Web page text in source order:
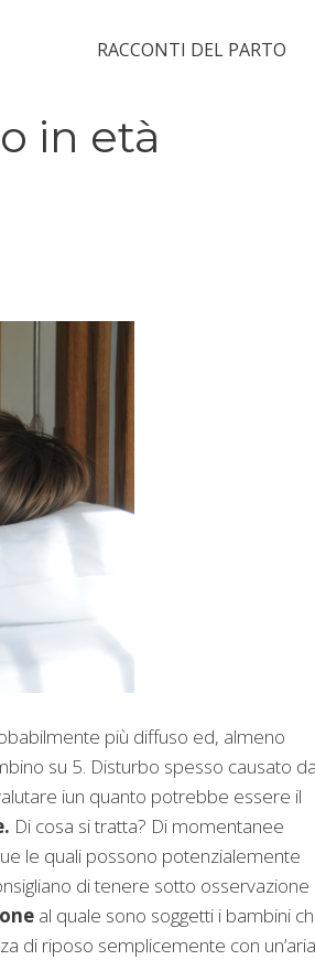
RACCONTI DEL PARTO
in età
più diffuso ed, almeno
su 5. Disturbo spesso causato da
iun quanto potrebbe essere il
Di cosa si tratta? Di momentanee
le quali possono potenzialemente
di tenere sotto osservazione
al quale sono soggetti i bambini
di riposo semplicemente con un’aria